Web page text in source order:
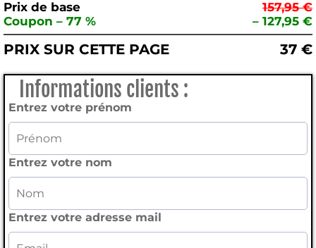
Informations clients :
Entrez votre prénom
Entrez votre nom
Entrez votre adresse mail
Prix de base
157,95 €
Coupon – 77 %
– 127,95 €
PRIX SUR CETTE PAGE 37 €